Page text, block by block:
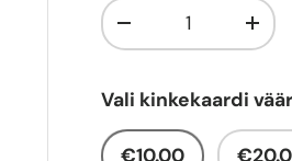
Kogus
+
Vali kinkekaardi
€10.00